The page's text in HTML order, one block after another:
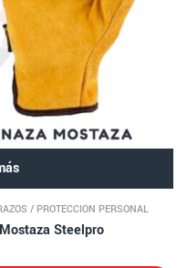
/ PROTECCIÓN PERSONAL
Steelpro